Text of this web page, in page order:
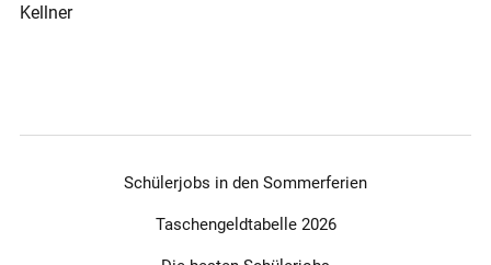
Kellner
Schülerjobs in den Sommerferien
Taschengeldtabelle 2026